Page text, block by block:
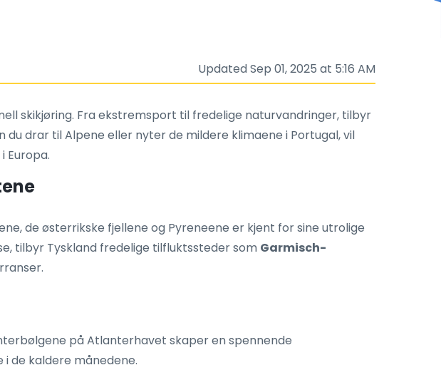
Updated Sep 01, 2025 at 5:16 AM
skikjøring. Fra ekstremsport til fredelige naturvandringer, tilbyr
drar til Alpene eller nyter de mildere klimaene i Portugal, vil
Europa.
de østerrikske fjellene og Pyreneene er kjent for sine utrolige
tilbyr Tyskland fredelige tilfluktssteder som Garmisch-
på Atlanterhavet skaper en spennende
de kaldere månedene.